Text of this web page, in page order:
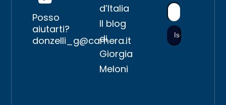
Posso
aiutarti?
donzelli_g@camera.it
d’Italia
Il blog
di
Giorgia
Meloni